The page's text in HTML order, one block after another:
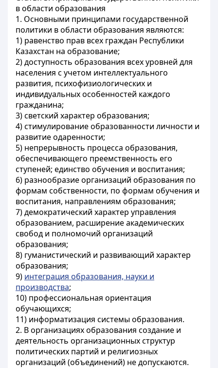
в области образования
1. Основными принципами государственной
политики в области образования являются:
1) равенство прав всех граждан Республики
Казахстан на образование;
2) доступность образования всех уровней для
населения с учетом интеллектуального
развития, психофизиологических и
индивидуальных особенностей каждого
гражданина;
3) светский характер образования;
4) стимулирование образованности личности и
развитие одаренности;
5) непрерывность процесса образования,
обеспечивающего преемственность его
ступеней; единство обучения и воспитания;
6) разнообразие организаций образования по
формам собственности, по формам обучения и
воспитания, направлениям образования;
7) демократический характер управления
образованием, расширение академических
свобод и полномочий организаций
образования;
8) гуманистический и развивающий характер
образования;
9) интеграция образования, науки и
производства;
10) профессиональная ориентация
обучающихся;
11) информатизация системы образования.
2. В организациях образования создание и
деятельность организационных структур
политических партий и религиозных
организаций (объединений) не допускаются.